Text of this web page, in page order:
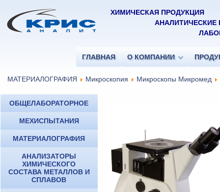
ХИМИЧЕСКАЯ ПРОДУКЦИЯ
АНАЛИТИЧЕСКИЕ
ГЛАВНАЯ О КОМПАНИИ
МАТЕРИАЛОГРАФИЯ Микроскопия Микроскопы Микромед
ОБЩЕЛАБОРАТОРНОЕ
МЕХИСПЫТАНИЯ
МАТЕРИАЛОГРАФИЯ
АНАЛИЗАТОРЫ
ХИМИЧЕСКОГО
СОСТАВА МЕТАЛЛОВ И
СПЛАВОВ